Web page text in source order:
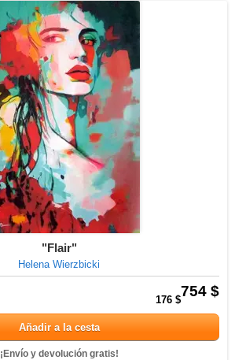
"Flair"
Helena Wierzbicki
754 $
176 $
Añadir a la cesta
¡Envío y devolución gratis!